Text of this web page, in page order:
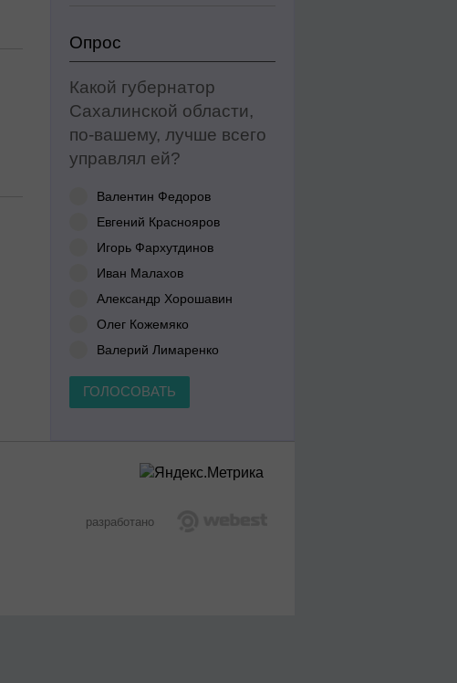
Опрос
Какой губернатор
Сахалинской области,
по-вашему, лучше всего
управлял ей?
Валентин Федоров
Евгений Краснояров
Игорь Фархутдинов
Иван Малахов
Александр Хорошавин
Олег Кожемяко
Валерий Лимаренко
ГОЛОСОВАТЬ
разработано